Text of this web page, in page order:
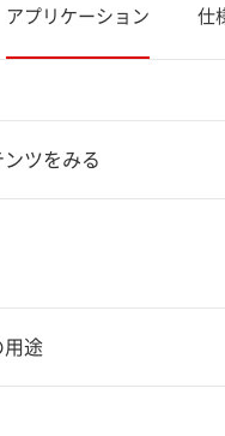
アプリケーション 仕
ツをみる
途